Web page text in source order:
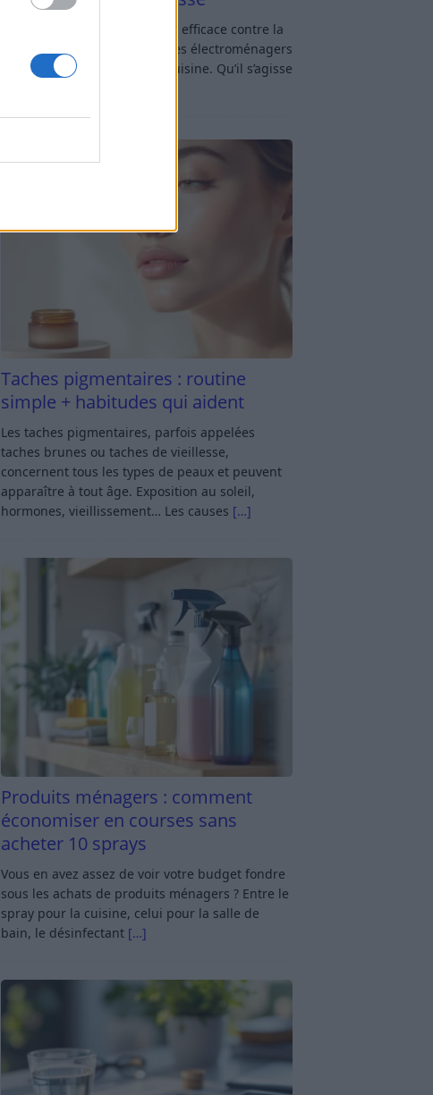
Vinaigre blanc et four : est-ce efficace contre la
graisse ? Le four fait partie des électroménagers
les plus sollicités dans une cuisine. Qu’il s’agisse
Taches pigmentaires : routine
simple + habitudes qui aident
Les taches pigmentaires, parfois appelées
taches brunes ou taches de vieillesse,
concernent tous les types de peaux et peuvent
apparaître à tout âge. Exposition au soleil,
hormones, vieillissement… Les causes […]
Produits ménagers : comment
économiser en courses sans
acheter 10 sprays
Vous en avez assez de voir votre budget fondre
sous les achats de produits ménagers ? Entre le
spray pour la cuisine, celui pour la salle de
bain, le désinfectant […]